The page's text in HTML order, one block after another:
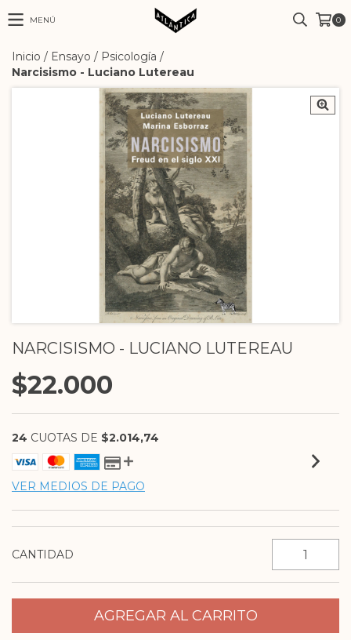
MENÚ 0
Inicio / Ensayo / Psicología /
Narcisismo - Luciano Lutereau
NARCISISMO - LUCIANO LUTEREAU
$22.000
24 CUOTAS DE $2.014,74
VER MEDIOS DE PAGO
CANTIDAD